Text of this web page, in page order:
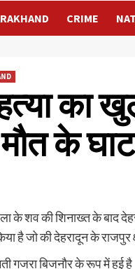
CRIME
का
मौत के घाट
के शव की शिनाख्त के बाद
है जो की देहरादून के राजपुर
गजरा बिजनौर के रूप में